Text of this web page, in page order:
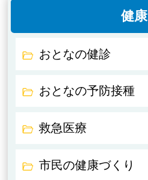
健康
おとなの健診
おとなの予防接種
救急医療
市民の健康づくり